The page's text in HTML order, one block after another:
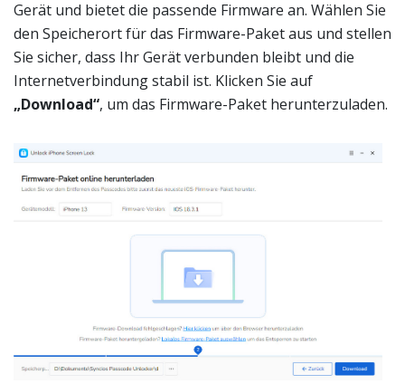
Gerät und bietet die passende Firmware an. Wählen Sie
den Speicherort für das Firmware-Paket aus und stellen
Sie sicher, dass Ihr Gerät verbunden bleibt und die
Internetverbindung stabil ist. Klicken Sie auf
„Download“, um das Firmware-Paket herunterzuladen.